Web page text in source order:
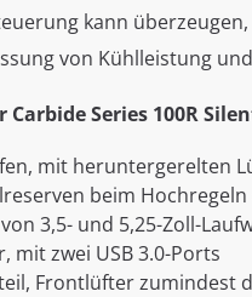
kann
von Kühlleistung
Series 100R
mit heruntergerelten
beim
3,5- und 5,25-Zoll-
mit zwei USB 3.0-Ports
Frontlüfter zumindest